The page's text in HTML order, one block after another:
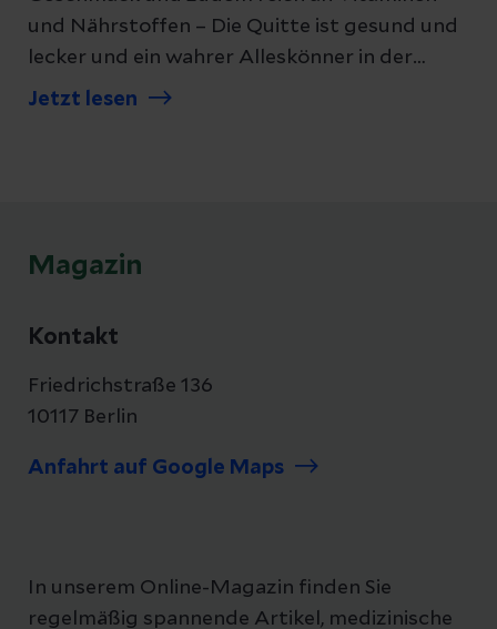
und Nährstoffen – Die Quitte ist gesund und
lecker und ein wahrer Alleskönner in der
Küche. Es lohnt sich, sie (wieder) zu
Jetzt lesen
Magazin
Kontakt
Friedrichstraße 136
10117 Berlin
Anfahrt auf Google Maps
In unserem Online-Magazin finden Sie
regelmäßig spannende Artikel, medizinische